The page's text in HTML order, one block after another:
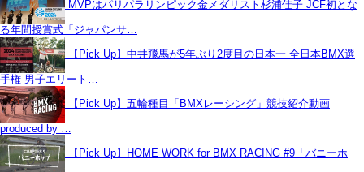
MVPはパリパラリンピック金メダリスト杉浦佳子 JCF初とな
る年間授賞式「ジャパンサ…
【Pick Up】中井飛馬が5年ぶり2度目の日本一 全日本BMX選
手権 男子エリート…
【Pick Up】五輪種目「BMXレーシング」競技紹介動画
produced by …
【Pick Up】HOME WORK for BMX RACING #9「バニーホ